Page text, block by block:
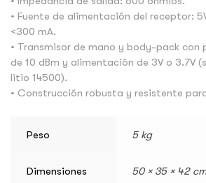
• Fuente de alimentación del receptor:
<300 mA.
• Transmisor de mano y body-pack con
de 10 dBm y alimentación de 3V o 3.7V
litio 14500).
• Construcción robusta y resistente
Peso 5 kg
Dimensiones 50 × 35 × 42 cm